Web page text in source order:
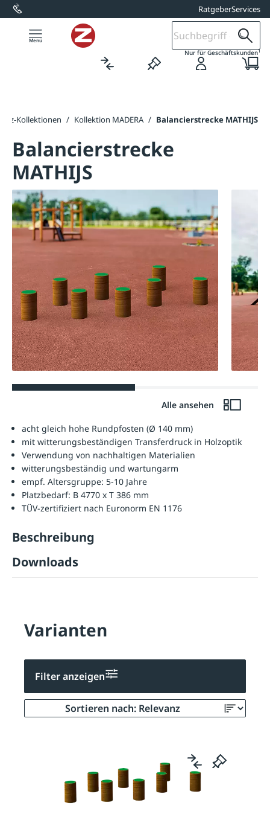
springen RatgeberServices
Nur für Geschäftskunden1
Kollektionen / Kollektion MADERA / Balancierstrecke MATHIJS
Balancierstrecke
MATHIJS
Alle ansehen
acht gleich hohe Rundpfosten (Ø 140 mm)
mit witterungsbeständigen Transferdruck in Holzoptik
Verwendung von nachhaltigen Materialien
witterungsbeständig und wartungarm
empf. Altersgruppe: 5-10 Jahre
Platzbedarf: B 4770 x T 386 mm
TÜV-zertifiziert nach Euronorm EN 1176
Beschreibung
Downloads
Varianten
Filter anzeigen